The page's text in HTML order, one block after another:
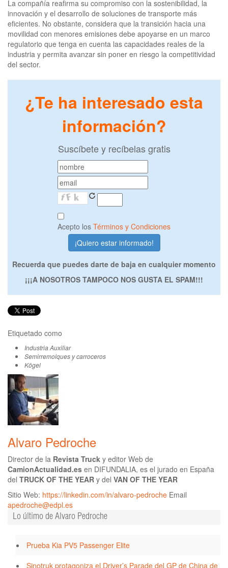
La compañía reafirma su compromiso con la sostenibilidad, la
innovación y el desarrollo de soluciones de transporte más
eficientes. No obstante, considera que la transición hacia una
movilidad con menores emisiones debe apoyarse en un marco
regulatorio que tenga en cuenta las capacidades reales de la
industria y permita avanzar sin poner en riesgo la competitividad
del sector.
¿Te ha interesado esta
información?
Suscíbete y recíbelas gratis
Acepto los Términos y Condiciones
Recuerda que puedes darte de baja en cualquier momento
¡¡¡A NOSOTROS TAMPOCO NOS GUSTA EL SPAM!!!
Etiquetado como
Industria Auxiliar
Semirremolques y carroceros
Kögel
Alvaro Pedroche
Director de la Revista Truck y editor Web de
CamionActualidad.es en DIFUNDALIA, es el jurado en España
del TRUCK OF THE YEAR y del VAN OF THE YEAR
Sitio Web: https://linkedin.com/in/alvaro-pedroche Email
apedroche@edpl.es
Lo último de Alvaro Pedroche
Prueba Kia PV5 Passenger Elite
Sinotruk protagoniza el Driver’s Parade del GP de China de